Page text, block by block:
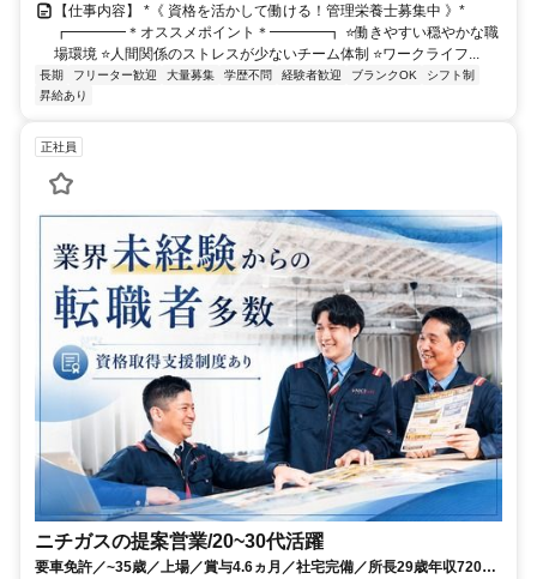
【仕事内容】 *《 資格を活かして働ける！管理栄養士募集中 》*
┏━━━━＊オススメポイント＊━━━━┓ ⭐️働きやすい穏やかな職
場環境 ⭐️人間関係のストレスが少ないチーム体制 ⭐️ワークライフ...
長期 フリーター歓迎 大量募集 学歴不問 経験者歓迎 ブランクOK
シフト制
昇給あり
正社員
ニチガスの提案営業/20~30代活躍
要車免許／~35歳／上場／賞与4.6ヵ月／社宅完備／所長29歳年収720万